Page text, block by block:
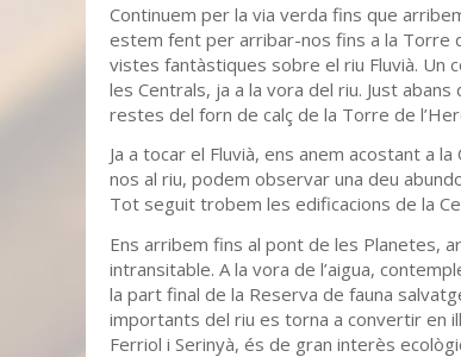
Continuem per la via verda fins que
estem fent per arribar-nos fins a la Torre
vistes fantàstiques sobre el riu Fluvià. Un
les Centrals, ja a la vora del riu. Just
restes del forn de calç de la Torre de
Ja a tocar el Fluvià, ens anem acostant a
nos al riu, podem observar una deu
Tot seguit trobem les edificacions de la
Ens arribem fins al pont de les Planetes,
intransitable. A la vora de l’aigua,
la part final de la Reserva de fauna
importants del riu es torna a convertir en
Ferriol i Serinyà, és de gran interès